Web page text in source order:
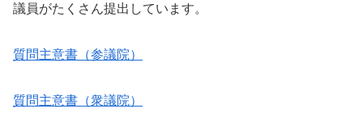
議員がたくさん提出しています。
質問主意書（参議院）
質問主意書（衆議院）